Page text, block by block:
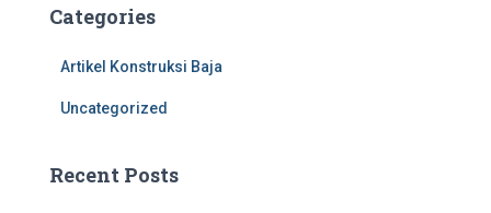
h
Categories
Artikel Konstruksi Baja
Uncategorized
Recent Posts